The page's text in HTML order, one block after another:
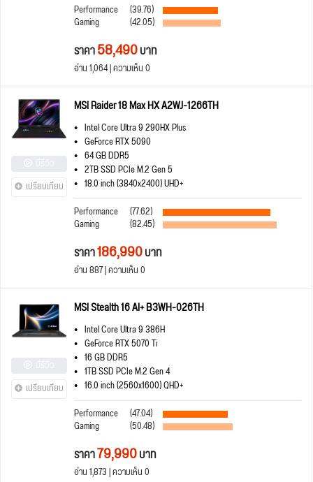
Performance
(39.76)
Gaming (42.05)
ราคา58,490บาท
อ่าน 1,064 | ความเห็น 0
เปรียบเทียบ
MSI Raider 18 Max HX A2WJ-1266TH
Intel Core Ultra 9 290HX Plus
GeForce RTX 5090
64 GB DDR5
2TB SSD PCIe M.2 Gen 5
18.0 inch (3840x2400) UHD+
Performance
(77.62)
Gaming (82.45)
ราคา186,990บาท
อ่าน 887 | ความเห็น 0
เปรียบเทียบ
MSI Stealth 16 AI+ B3WH-026TH
Intel Core Ultra 9 386H
GeForce RTX 5070 Ti
16 GB DDR5
1TB SSD PCIe M.2 Gen 4
16.0 inch (2560x1600) QHD+
Performance
(47.04)
Gaming (50.48)
ราคา79,990บาท
อ่าน 1,873 | ความเห็น 0